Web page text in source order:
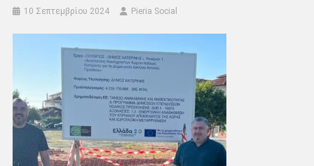
10 Σεπτεμβρίου 2024 Pieria Social